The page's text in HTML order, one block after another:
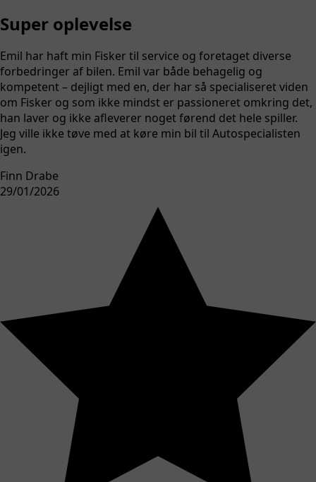
Super oplevelse
Emil har haft min Fisker til service og foretaget diverse
forbedringer af bilen. Emil var både behagelig og
kompetent – dejligt med en, der har så specialiseret viden
om Fisker og som ikke mindst er passioneret omkring det,
han laver og ikke afleverer noget førend det hele spiller.
Jeg ville ikke tøve med at køre min bil til Autospecialisten
igen.
Finn Drabe
29/01/2026